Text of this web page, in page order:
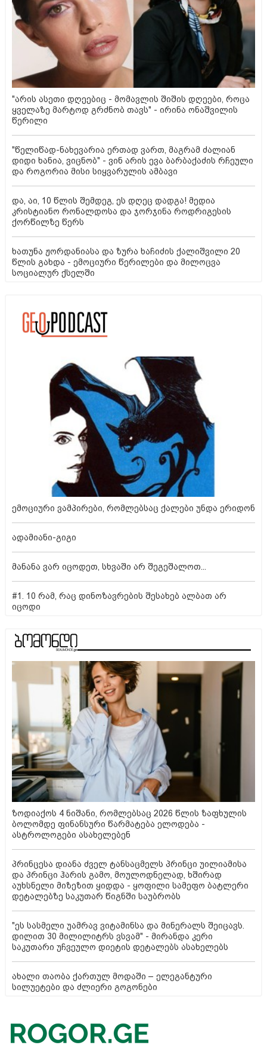
"არის ასეთი დღეებიც - მომავლის შიშის დღეები, როცა
ყველაზე მარტოდ გრძნობ თავს" - ირინა ონაშვილის
წერილი
"წელიწად-ნახევარია ერთად ვართ, მაგრამ ძალიან
დიდი ხანია, ვიცნობ" - ვინ არის ევა ბარბაქაძის რჩეული
და როგორია მისი სიყვარულის ამბავი
და, აი, 10 წლის შემდეგ, ეს დღეც დადგა! მედია
კრისტიანო რონალდოსა და ჯორჯინა როდრიგესის
ქორწილზე წერს
ხათუნა ჟორდანიასა და ზურა ხაჩიძის ქალიშვილი 20
წლის გახდა - ემოციური წერილები და მილოცვა
სოციალურ ქსელში
ემოციური ვამპირები, რომლებსაც ქალები უნდა ერიდონ
ადამიანი-გიგი
მანანა ვარ იცოდეთ, სხვაში არ შეგეშალოთ...
#1. 10 რამ, რაც დინოზავრების შესახებ ალბათ არ
იცოდი
ზოდიაქოს 4 ნიშანი, რომლებსაც 2026 წლის ზაფხულის
ბოლომდე ფინანსური წარმატება ელოდება -
ასტროლოგები ასახელებენ
პრინცესა დიანა ძველ ტანსაცმელს პრინცი უილიამისა
და პრინცი ჰარის გამო, მოულოდნელად, ხშირად
აუხსნელი მიზეზით ყიდდა - ყოფილი სამეფო ბატლერი
დეტალებზე საკუთარ წიგნში საუბრობს
"ეს სასმელი უამრავ ვიტამინსა და მინერალს შეიცავს.
დილით 30 მილილიტრს ვსვამ" - მირანდა კერი
საკუთარი უჩვეულო დიეტის დეტალებს ასახელებს
ახალი თაობა ქართულ მოდაში – ელეგანტური
სილუეტები და ძლიერი გოგონები